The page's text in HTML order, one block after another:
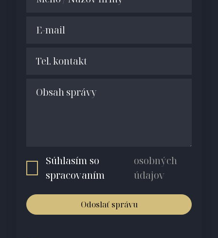
Súhlasím so
spracovaním
osobných
údajov
Odoslať správu